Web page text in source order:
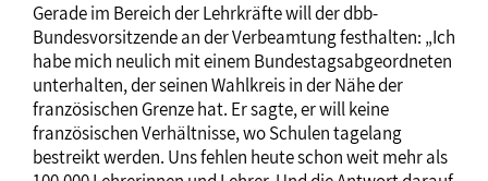
Gerade im Bereich der Lehrkräfte will der dbb-
Bundesvorsitzende an der Verbeamtung festhalten: „Ich
habe mich neulich mit einem Bundestagsabgeordneten
unterhalten, der seinen Wahlkreis in der Nähe der
französischen Grenze hat. Er sagte, er will keine
französischen Verhältnisse, wo Schulen tagelang
bestreikt werden. Uns fehlen heute schon weit mehr als